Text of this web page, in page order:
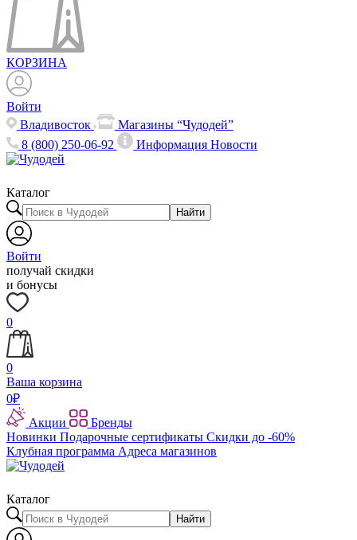
КОРЗИНА
Войти
Владивосток
Магазины “Чудодей”
8 (800) 250-06-92
ИнформацияНовости
Каталог
Найти
Войти
получай скидки
и бонусы
0
0
Ваша корзина
0₽
Акции
Бренды
Новинки Подарочные сертификаты Скидки до -60%
Клубная программа Адреса магазинов
Каталог
Найти